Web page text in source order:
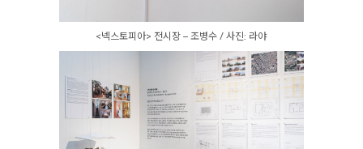
<넥스토피아> 전시장 – 조병수 / 사진: 라야